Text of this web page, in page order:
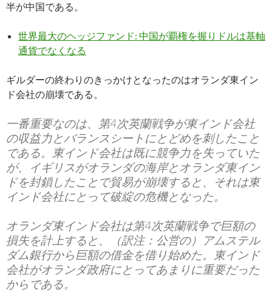
半が中国である。
世界最大のヘッジファンド: 中国が覇権を握りドルは基軸
通貨でなくなる
ギルダーの終わりのきっかけとなったのはオランダ東イン
ド会社の崩壊である。
一番重要なのは、第4次英蘭戦争が東インド会社
の収益力とバランスシートにとどめを刺したこと
である。東インド会社は既に競争力を失っていた
が、イギリスがオランダの海岸とオランダ東イン
ドを封鎖したことで貿易が崩壊すると、それは東
インド会社にとって破綻の危機となった。
オランダ東インド会社は第4次英蘭戦争で巨額の
損失を計上すると、（訳注：公営の）アムステル
ダム銀行から巨額の借金を借り始めた。東インド
会社がオランダ政府にとってあまりに重要だった
からである。